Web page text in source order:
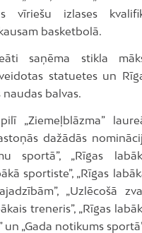
vīriešu izlases
basketbolā.
saņēma stikla
statuetes un
balvas.
„Ziemeļblāzma”
dažādās
sportā”, „Rīgas
sportiste”, „Rīgas
„Uzlēcošā
treneris”, „Rīgas
un „Gada notikums